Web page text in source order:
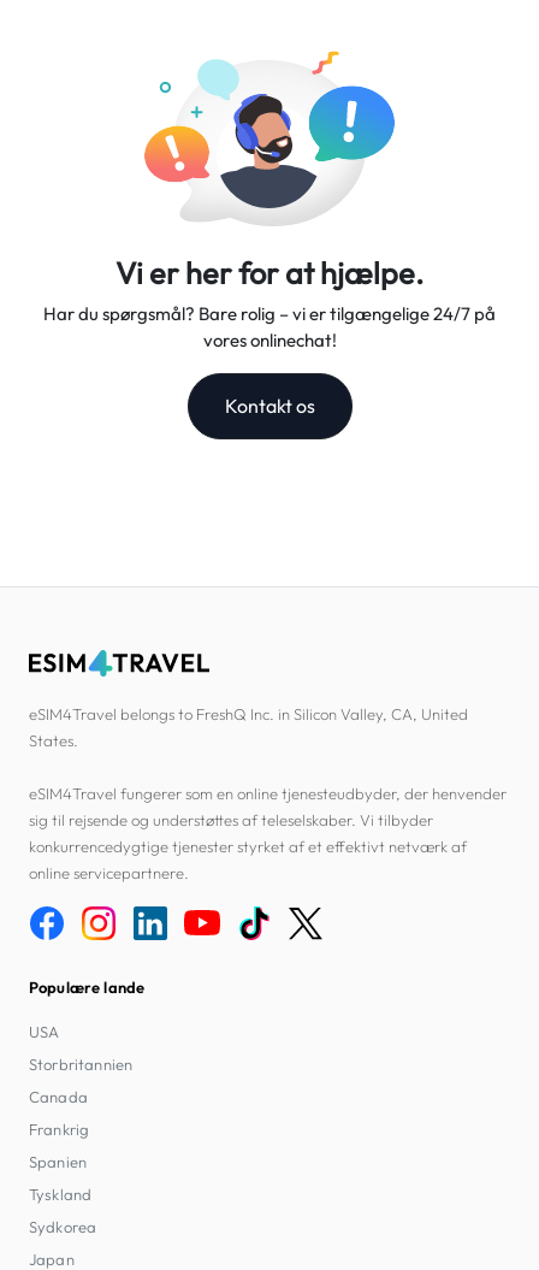
Vi er her for at hjælpe.
Har du spørgsmål? Bare rolig – vi er tilgængelige 24/7 på
vores onlinechat!
Kontakt os
eSIM4Travel belongs to FreshQ Inc. in Silicon Valley, CA, United
States.
eSIM4Travel fungerer som en online tjenesteudbyder, der henvender
sig til rejsende og understøttes af teleselskaber. Vi tilbyder
konkurrencedygtige tjenester styrket af et effektivt netværk af
online servicepartnere.
Populære lande
USA
Storbritannien
Canada
Frankrig
Spanien
Tyskland
Sydkorea
Japan